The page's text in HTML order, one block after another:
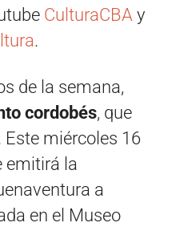
CulturaCBA y
.
de la semana,
cordobés, que
miércoles 16
emitirá la
a
en el Museo